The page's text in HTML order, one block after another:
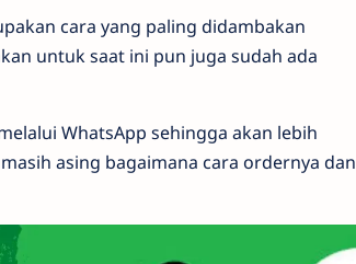
cara yang paling didambakan
untuk saat ini pun juga sudah ada
WhatsApp sehingga akan lebih
asing bagaimana cara ordernya dan